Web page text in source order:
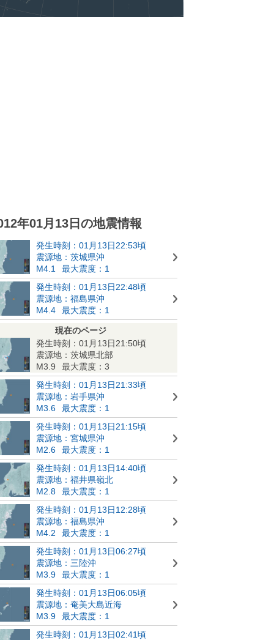
年01月13日の地震情報
発生時刻：01月13日22:53頃
震源地：茨城県沖
M4.1
最大震度：1
発生時刻：01月13日22:48頃
震源地：福島県沖
M4.4
最大震度：1
現在のページ
発生時刻：01月13日21:50頃
震源地：茨城県北部
M3.9
最大震度：3
発生時刻：01月13日21:33頃
震源地：岩手県沖
M3.6
最大震度：1
発生時刻：01月13日21:15頃
震源地：宮城県沖
M2.6
最大震度：1
発生時刻：01月13日14:40頃
震源地：福井県嶺北
M2.8
最大震度：1
発生時刻：01月13日12:28頃
震源地：福島県沖
M4.2
最大震度：1
発生時刻：01月13日06:27頃
震源地：三陸沖
M3.9
最大震度：1
発生時刻：01月13日06:05頃
震源地：奄美大島近海
M3.9
最大震度：1
発生時刻：01月13日02:41頃